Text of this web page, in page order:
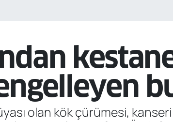
olan kök çürümesi, kanseri